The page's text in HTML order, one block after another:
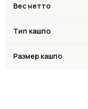
Вес нетто
Тип кашпо
Размер кашпо